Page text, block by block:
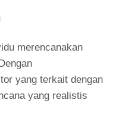
merencanakan
yang terkait dengan
yang realistis